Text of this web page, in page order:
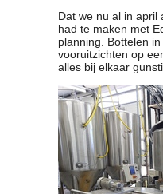
Dat we nu al in april
had te maken met
planning. Bottelen
vooruitzichten op
alles bij elkaar